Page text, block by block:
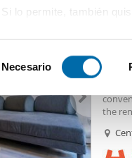
Si lo permite, también
Identificar su
Obtenga más
preferencias en la
en la Declaración de
e
e
c
Necesario
the